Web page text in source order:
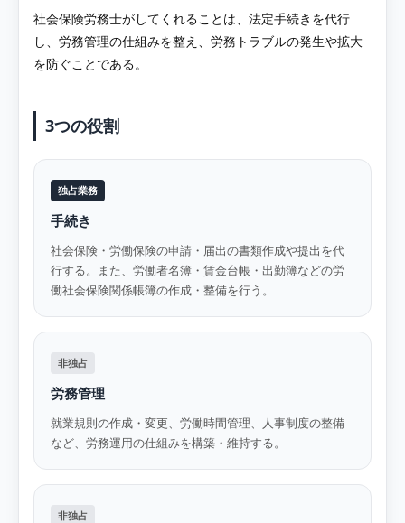
社会保険労務士がしてくれることは、法定手続きを代行
し、労務管理の仕組みを整え、労務トラブルの発生や拡大
を防ぐことである。
3つの役割
独占業務
手続き
社会保険・労働保険の申請・届出の書類作成や提出を代
行する。また、労働者名簿・賃金台帳・出勤簿などの労
働社会保険関係帳簿の作成・整備を行う。
非独占
労務管理
就業規則の作成・変更、労働時間管理、人事制度の整備
など、労務運用の仕組みを構築・維持する。
非独占